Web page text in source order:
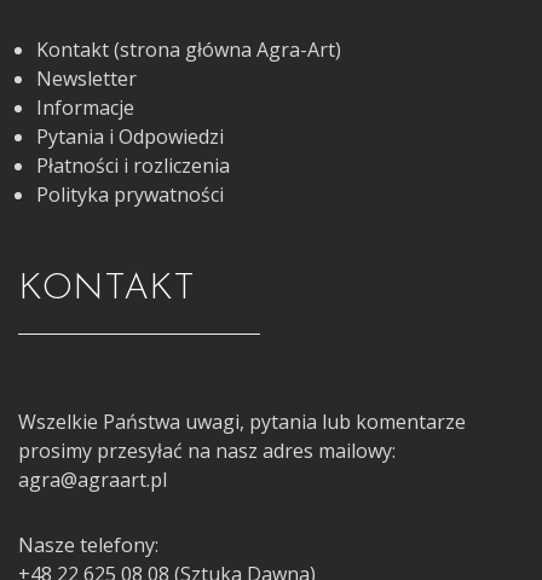
Kontakt (strona główna Agra-Art)
Newsletter
Informacje
Pytania i Odpowiedzi
Płatności i rozliczenia
Polityka prywatności
KONTAKT
Wszelkie Państwa uwagi, pytania lub komentarze
prosimy przesyłać na nasz adres mailowy:
agra@agraart.pl
Nasze telefony:
+48 22 625 08 08 (Sztuka Dawna)